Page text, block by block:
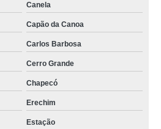
Canela
Capão da Canoa
Carlos Barbosa
Cerro Grande
Chapecó
Erechim
Estação